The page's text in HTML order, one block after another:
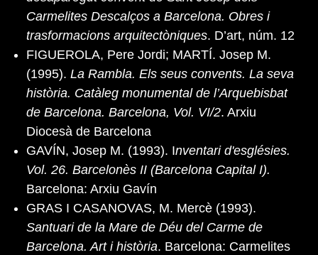
Carmelites Descalços a Barcelona. Obres i
trasformacions arquitectòniques. D’art, núm. 12
FIGUEROLA, Pere Jordi; MARTÍ. Josep M.
(1995). La Rambla. Els seus convents. La seva
història. Catàleg monumental de l’Arquebisbat
de Barcelona. Barcelona, Vol. VI/2. Arxiu
Diocesà de Barcelona
GAVÍN, Josep M. (1993). Inventari d'esglésies.
Vol. 26. Barcelonès II (Barcelona Capital I).
Barcelona: Arxiu Gavín
GRAS I CASANOVAS, M. Mercè (1993).
Santuari de la Mare de Déu del Carme de
Barcelona. Art i història. Barcelona: Carmelites